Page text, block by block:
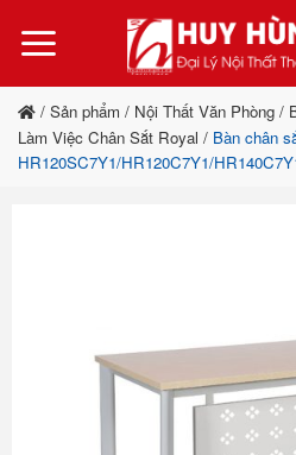
qua
dung
/ Sản phẩm / Nội Thất Văn Phòng /
Làm Việc Chân Sắt Royal / Bàn chân
HR120SC7Y1/HR120C7Y1/